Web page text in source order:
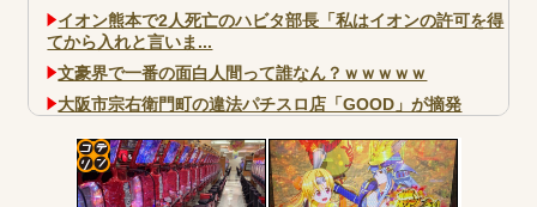
イオン熊本で2人死亡のハビタ部長「私はイオンの許可を得
てから入れと言いま...
文豪界で一番の面白人間って誰なん？ｗｗｗｗｗ
大阪市宗右衛門町の違法パチスロ店「GOOD」が摘発
パチンコで人気のないキャラを青色担当にするのやめろや
ワイ、パチンコ屋店員の目の前で会員カードを握り潰し
「今までありがとう」と...
コテ